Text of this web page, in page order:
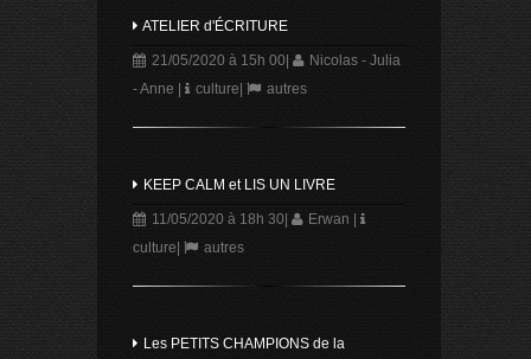
ATELIER d'ÉCRITURE
21/05/2020 à 15h 00
Nicolas - Julia
- Anne
culture autres
KEEP CALM et LIS UN LIVRE
11/05/2020 à 18h 30 Erwan
culture
autres
Les PETITS CHAMPIONS de la